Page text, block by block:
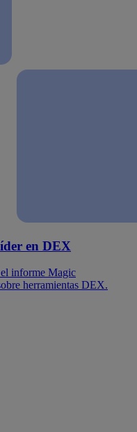
en DEX
informe Magic
herramientas DEX.